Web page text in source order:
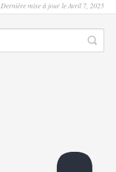
Dernière mise à jour le Avril 7, 2025